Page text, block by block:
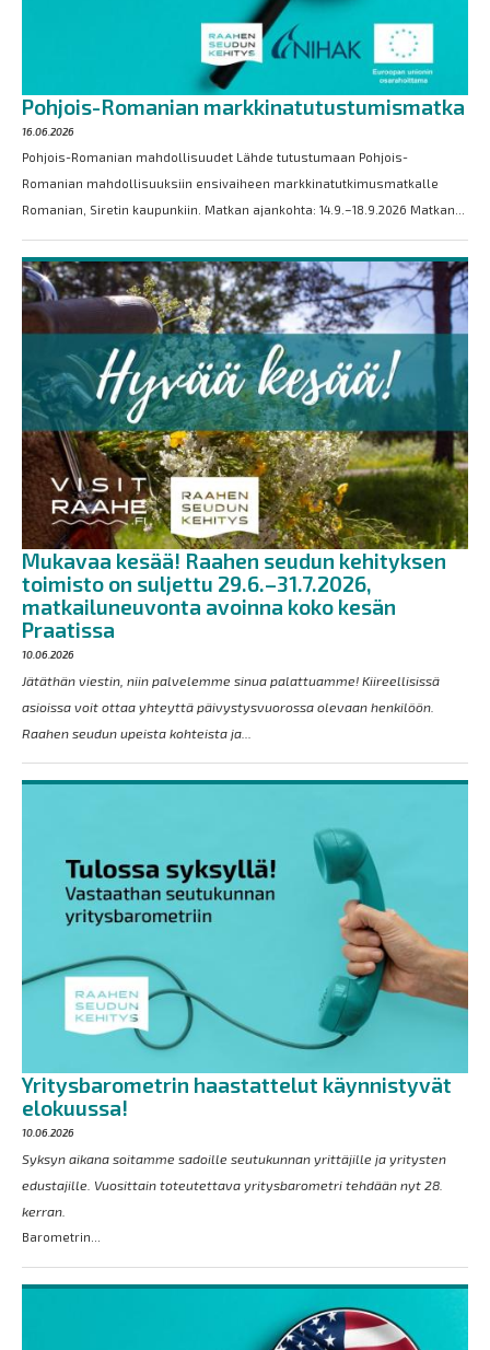
Pohjois-Romanian markkinatutustumismatka
16.06.2026
Pohjois-Romanian mahdollisuudet Lähde tutustumaan Pohjois-
Romanian mahdollisuuksiin ensivaiheen markkinatutkimusmatkalle
Romanian, Siretin kaupunkiin. Matkan ajankohta: 14.9.–18.9.2026 Matkan...
Mukavaa kesää! Raahen seudun kehityksen
toimisto on suljettu 29.6.–31.7.2026,
matkailuneuvonta avoinna koko kesän
Praatissa
10.06.2026
Jätäthän viestin, niin palvelemme sinua palattuamme! Kiireellisissä
asioissa voit ottaa yhteyttä päivystysvuorossa olevaan henkilöön.
Raahen seudun upeista kohteista ja...
Yritysbarometrin haastattelut käynnistyvät
elokuussa!
10.06.2026
Syksyn aikana soitamme sadoille seutukunnan yrittäjille ja yritysten
edustajille. Vuosittain toteutettava yritysbarometri tehdään nyt 28.
kerran.
Barometrin...